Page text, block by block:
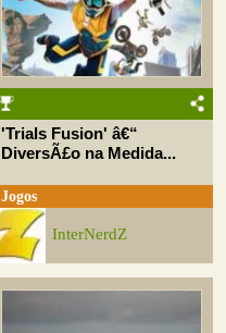
'Trials Fusion' â€“
DiversÃ£o na Medida...
Jogos
InterNerdZ